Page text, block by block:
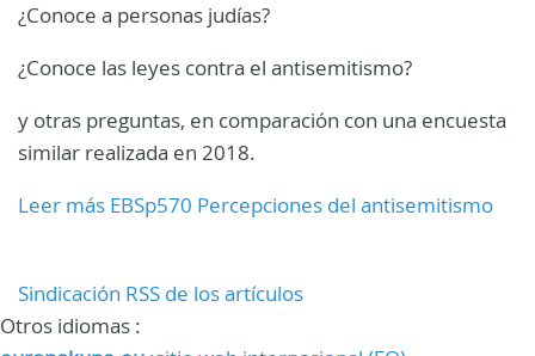
¿Conoce a personas judías?
¿Conoce las leyes contra el antisemitismo?
y otras preguntas, en comparación con una encuesta
similar realizada en 2018.
Leer más EBSp570 Percepciones del antisemitismo
Sindicación RSS de los artículos
Otros idiomas :